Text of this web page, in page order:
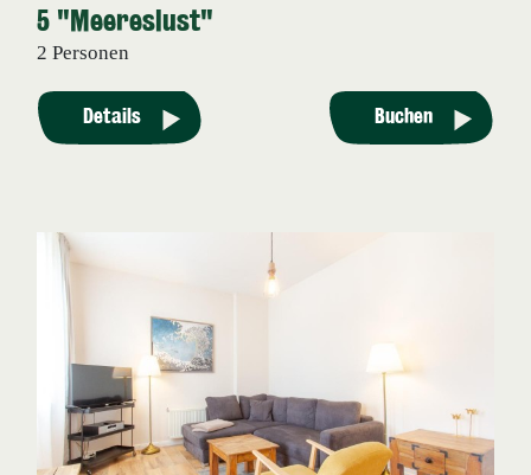
5 "Meereslust"
2 Personen
Details Buchen